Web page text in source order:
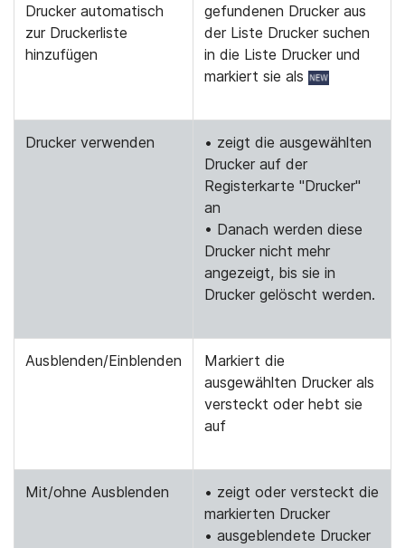
Drucker automatisch
zur Druckerliste
hinzufügen
gefundenen Drucker aus
der Liste Drucker suchen
in die Liste Drucker und
markiert sie als
Drucker verwenden
• zeigt die ausgewählten
Drucker auf der
Registerkarte "Drucker"
an
• Danach werden diese
Drucker nicht mehr
angezeigt, bis sie in
Drucker gelöscht werden.
Ausblenden/Einblenden
Markiert die
ausgewählten Drucker als
versteckt oder hebt sie
auf
Mit/ohne Ausblenden
• zeigt oder versteckt die
markierten Drucker
• ausgeblendete Drucker